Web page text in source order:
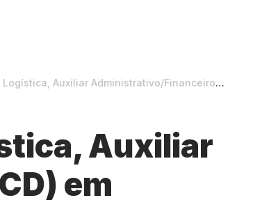
Administrativo/Financeiro e Vigilante (PCD) em Teresina
Auxiliar
em